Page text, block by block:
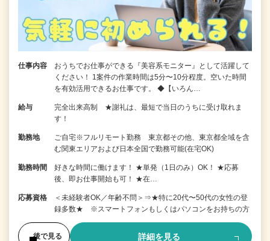
仕事内容
おうちでお仕事ができる『美容系モニター』として活躍して
ください！ 1案件の作業時間は5分〜10分程度。空いた時間
を有効活用できるお仕事です。 ◆【いろん…
給与
完全出来高制 ★謝礼は、最短で当日のうちに受け取れま
す！
勤務地
ご自宅※フルリモート勤務 東京都その他、東京都全域を含
む関東エリアおよび日本全国で勤務可能(在宅OK)
勤務時間
好きな時間に働けます！ ★単発（1日のみ）OK！ ★応募
後、即お仕事開始も可！ ★在…
応募資格
＜未経験者OK／年齢不問＞⇒★特に20代〜50代の女性の登
録多数★ ※スマートフォンもしくはパソコンをお持ちの方
後で見る 詳細を見る